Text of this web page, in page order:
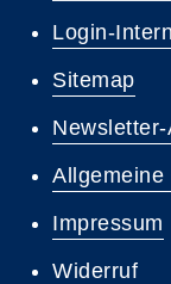
Login-Intern
Sitemap
Allgemeine
Impressum
Widerruf